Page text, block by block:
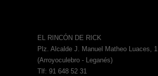
EL RINCÓN DE RICK
Plz. Alcalde J. Manuel Matheo Luaces, 1
(Arroyoculebro - Leganés)
Tlf: 91 648 52 31